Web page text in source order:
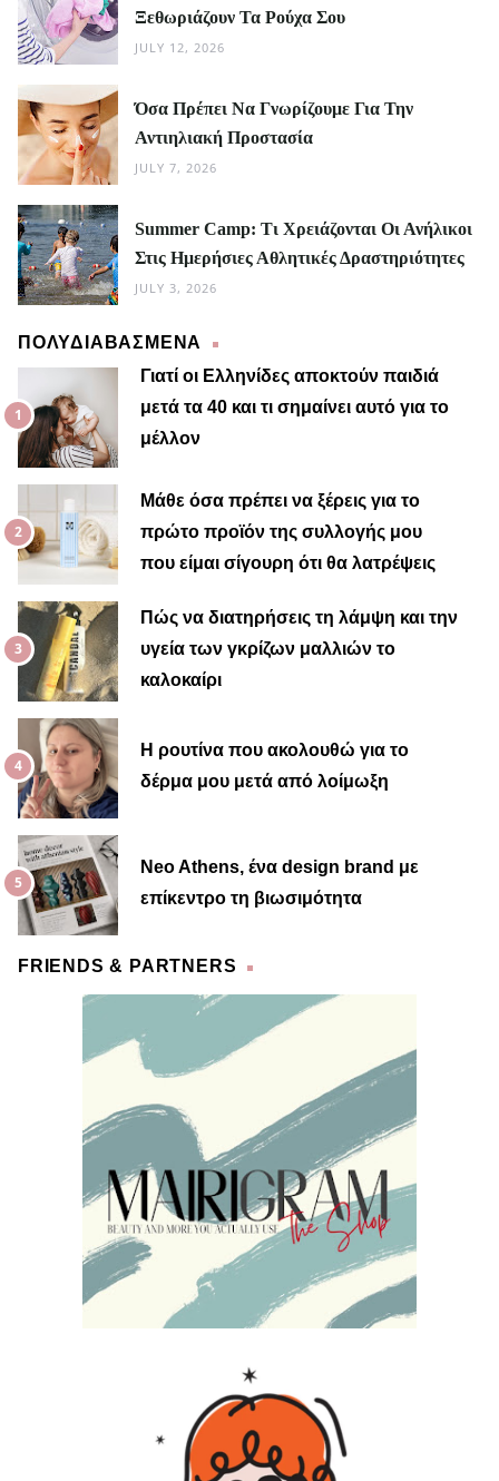
Ξεθωριάζουν Τα Ρούχα Σου
JULY 12, 2026
Όσα Πρέπει Να Γνωρίζουμε Για Την
Αντιηλιακή Προστασία
JULY 7, 2026
Summer Camp: Τι Χρειάζονται Οι Ανήλικοι
Στις Ημερήσιες Αθλητικές Δραστηριότητες
JULY 3, 2026
ΠΟΛΥΔΙΑΒΑΣΜΕΝΑ
Γιατί οι Ελληνίδες αποκτούν παιδιά
μετά τα 40 και τι σημαίνει αυτό για το
μέλλον
Μάθε όσα πρέπει να ξέρεις για το
πρώτο προϊόν της συλλογής μου
που είμαι σίγουρη ότι θα λατρέψεις
Πώς να διατηρήσεις τη λάμψη και την
υγεία των γκρίζων μαλλιών το
καλοκαίρι
Η ρουτίνα που ακολουθώ για το
δέρμα μου μετά από λοίμωξη
Neo Athens, ένα design brand με
επίκεντρο τη βιωσιμότητα
FRIENDS & PARTNERS